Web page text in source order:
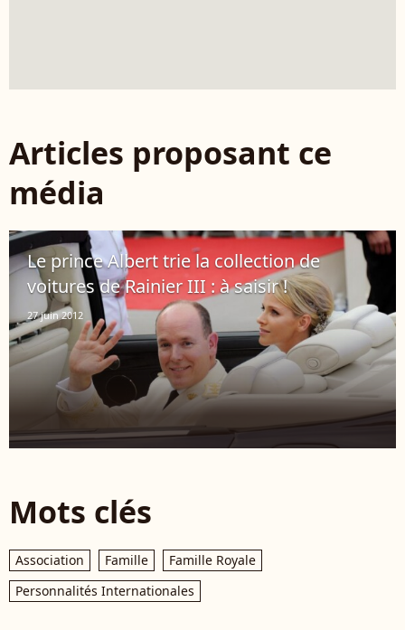
Articles proposant ce
média
Le prince Albert trie la collection de
voitures de Rainier III : à saisir !
27 juin 2012
Mots clés
Association Famille
Famille Royale
Personnalités Internationales